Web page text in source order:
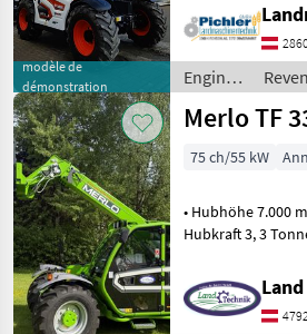
modèle de
démonstration
Hubhöhe -
Stage V / 100PS • Paket
AGRI3 • Traktorzulassung •
Getriebe
Engins
de
chantier
Merlo TF
75 ch/55 kW
• Hubhöhe 7.000
Hubkraft 3, 3
4 Zylinder Kohler
75 PS • hydr.
hydrostatischer